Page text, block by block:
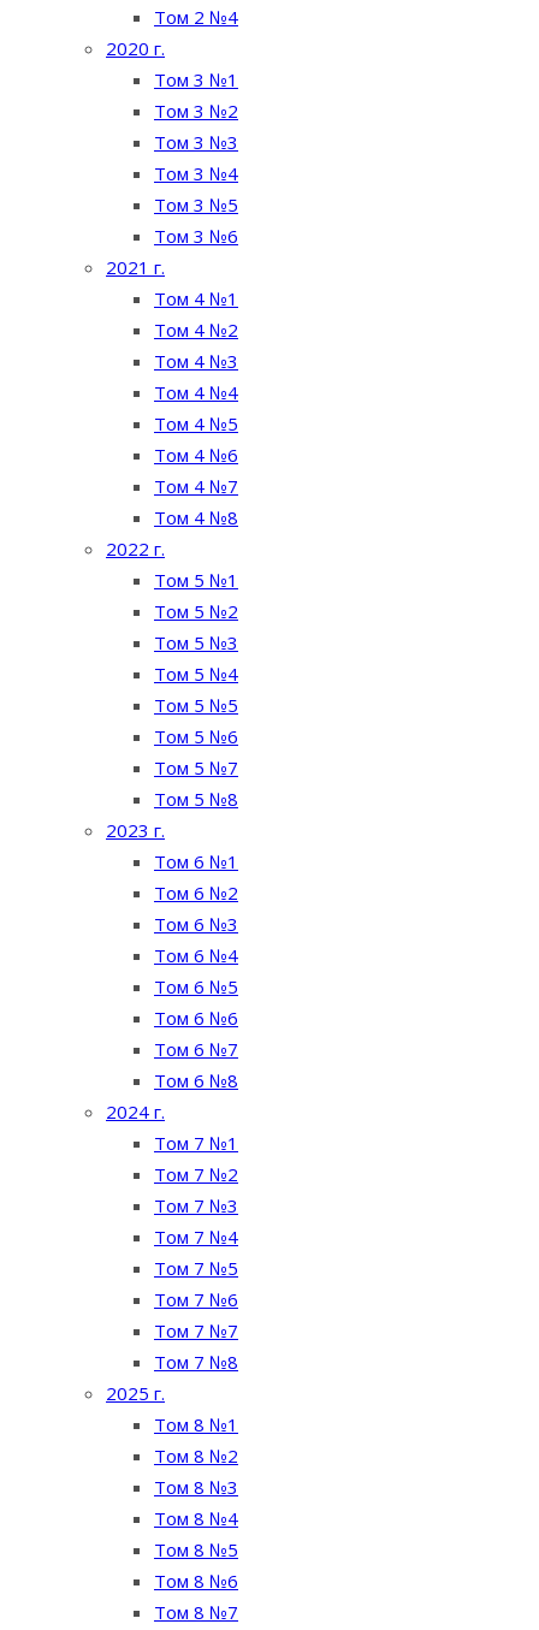
Том 2 №4
2020 г.
Том 3 №1
Том 3 №2
Том 3 №3
Том 3 №4
Том 3 №5
Том 3 №6
2021 г.
Том 4 №1
Том 4 №2
Том 4 №3
Том 4 №4
Том 4 №5
Том 4 №6
Том 4 №7
Том 4 №8
2022 г.
Том 5 №1
Том 5 №2
Том 5 №3
Том 5 №4
Том 5 №5
Том 5 №6
Том 5 №7
Том 5 №8
2023 г.
Том 6 №1
Том 6 №2
Том 6 №3
Том 6 №4
Том 6 №5
Том 6 №6
Том 6 №7
Том 6 №8
2024 г.
Том 7 №1
Том 7 №2
Том 7 №3
Том 7 №4
Том 7 №5
Том 7 №6
Том 7 №7
Том 7 №8
2025 г.
Том 8 №1
Том 8 №2
Том 8 №3
Том 8 №4
Том 8 №5
Том 8 №6
Том 8 №7